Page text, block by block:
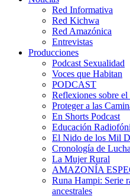
Red Informativa
Red Kichwa
Red Amazónica
Entrevistas
Producciones
Podcast Sexualidad
Voces que Habitan
PODCAST
Reflexiones sobre
Proteger a las
En Shorts Podcast
Educación
El Nido de los Mil
Cronología de
La Mujer Rural
AMAZONÍA
Runa Hampi: Serie
ancestrales